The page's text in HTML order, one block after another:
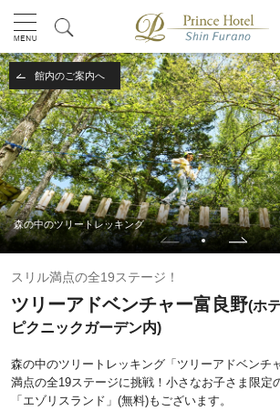
館内のご案内へ
森の中のツリートレッキング
スリル満点の全19ステージ！
ツリーアドベンチャー富良野(ホ
ピクニックガーデン内)
森の中のツリートレッキング「ツリーアドベンチ
満点の全19ステージに挑戦！小さなお子さま限定
「エゾリスランド」(無料)もございます。